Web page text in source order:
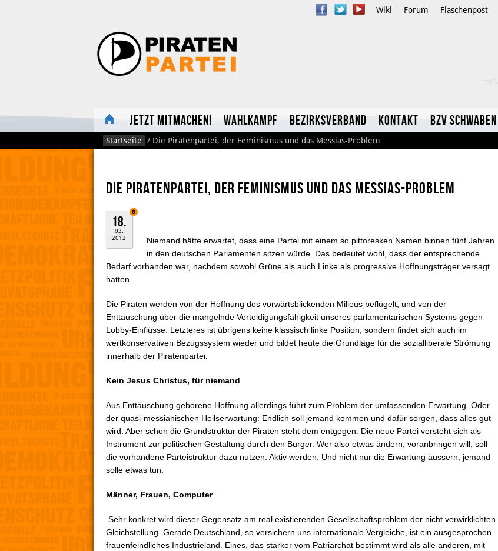
Wiki Forum Flaschenpost
Jetzt mitmachen! Wahlkampf Bezirksverband Kontakt BzV Schwaben
Startseite / Die Piratenpartei, der Feminismus und das Messias-Problem
Die Piratenpartei, der Feminismus und das Messias-Problem
8
18.
03.
2012
Niemand hätte erwartet, dass eine Partei mit einem so pittoresken Namen binnen fünf Jahren
in den deutschen Parlamenten sitzen würde. Das bedeutet wohl, dass der entsprechende
Bedarf vorhanden war, nachdem sowohl Grüne als auch Linke als progressive Hoffnungsträger versagt
hatten.
Die Piraten werden von der Hoffnung des vorwärtsblickenden Milieus beflügelt, und von der
Enttäuschung über die mangelnde Verteidigungsfähigkeit unseres parlamentarischen Systems gegen
Lobby-Einflüsse. Letzteres ist übrigens keine klassisch linke Position, sondern findet sich auch im
wertkonservativen Bezugssystem wieder und bildet heute die Grundlage für die sozialliberale Strömung
innerhalb der Piratenpartei.
Kein Jesus Christus, für niemand
Aus Enttäuschung geborene Hoffnung allerdings führt zum Problem der umfassenden Erwartung. Oder
der quasi-messianischen Heilserwartung: Endlich soll jemand kommen und dafür sorgen, dass alles gut
wird. Aber schon die Grundstruktur der Piraten steht dem entgegen: Die neue Partei versteht sich als
Instrument zur politischen Gestaltung durch den Bürger. Wer also etwas ändern, voranbringen will, soll
die vorhandene Parteistruktur dazu nutzen. Aktiv werden. Und nicht nur die Erwartung äussern, jemand
solle etwas tun.
Männer, Frauen, Computer
Sehr konkret wird dieser Gegensatz am real existierenden Gesellschaftsproblem der nicht verwirklichten
Gleichstellung. Gerade Deutschland, so versichern uns internationale Vergleiche, ist ein ausgesprochen
frauenfeindliches Industrieland. Eines, das stärker vom Patriarchat bestimmt wird als alle anderen, mit